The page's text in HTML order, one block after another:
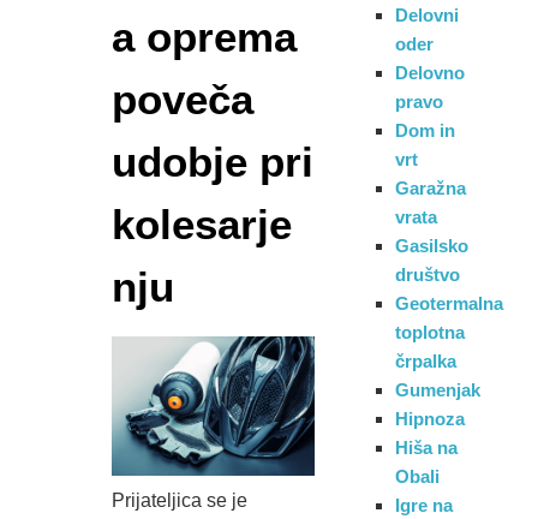
a oprema
poveča
udobje pri
kolesarje
nju
Prijateljica se je
Delovni
oder
Delovno
pravo
Dom in
vrt
Garažna
vrata
Gasilsko
društvo
Geotermalna
toplotna
črpalka
Gumenjak
Hipnoza
Hiša na
Obali
Igre na